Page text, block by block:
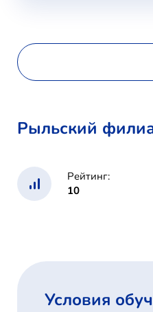
Рыльский
Рейтинг:
10
Условия